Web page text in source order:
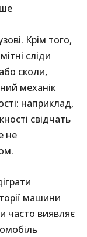
Крім того,
сліди
сколи,
механік
наприклад,
свідчать
не
машини
часто виявляє